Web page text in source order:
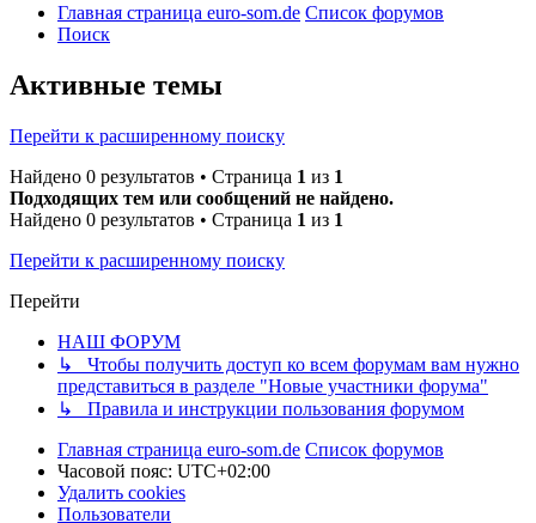
Главная страница euro-som.de Список форумов
Поиск
Активные темы
Перейти к расширенному поиску
Найдено 0 результатов • Страница 1 из 1
Подходящих тем или сообщений не найдено.
Найдено 0 результатов • Страница 1 из 1
Перейти к расширенному поиску
Перейти
НАШ ФОРУМ
↳ Чтобы получить доступ ко всем форумам вам нужно
представиться в разделе "Новые участники форума"
↳ Правила и инструкции пользования форумом
Главная страница euro-som.de Список форумов
Часовой пояс: UTC+02:00
Удалить cookies
Пользователи